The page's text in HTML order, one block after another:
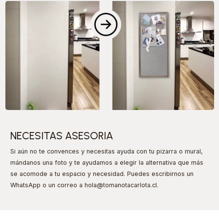
NECESITAS ASESORIA
Si aún no te convences y necesitas ayuda con tu pizarra o mural,
mándanos una foto y te ayudamos a elegir la alternativa que más
se acomode a tu espacio y necesidad. Puedes escribirnos un
WhatsApp o un correo a hola@tomanotacarlota.cl.